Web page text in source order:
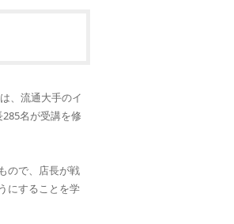
、流通大手のイ
名が受講を修
ので、店長が戦
にすることを学